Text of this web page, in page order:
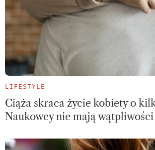
LIFESTYLE
Ciąża skraca życie kobiety o
Naukowcy nie mają wątpliwości